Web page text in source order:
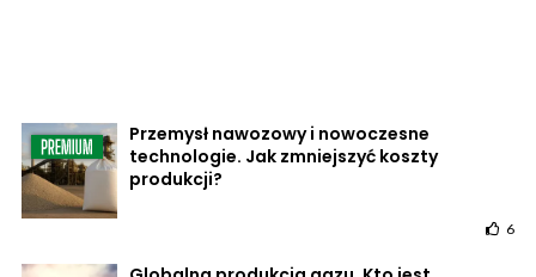
Przemysł nawozowy i nowoczesne
technologie. Jak zmniejszyć koszty
produkcji?
6